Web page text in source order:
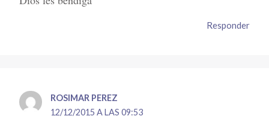
Responder
ROSIMAR PEREZ
12/12/2015 A LAS 09:53